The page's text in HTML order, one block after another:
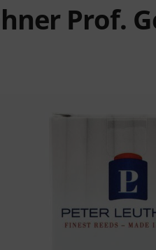
Prof.
gwiazdek z 4 ocen klientów